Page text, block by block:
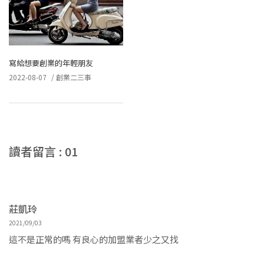
寫給想要創業的年輕朋友
2022-08-07 /創業二三事
讀者留言 : 01
莊凱玲
2021/09/03
這不是正常的嗎 有良心的加盟業者少之又找